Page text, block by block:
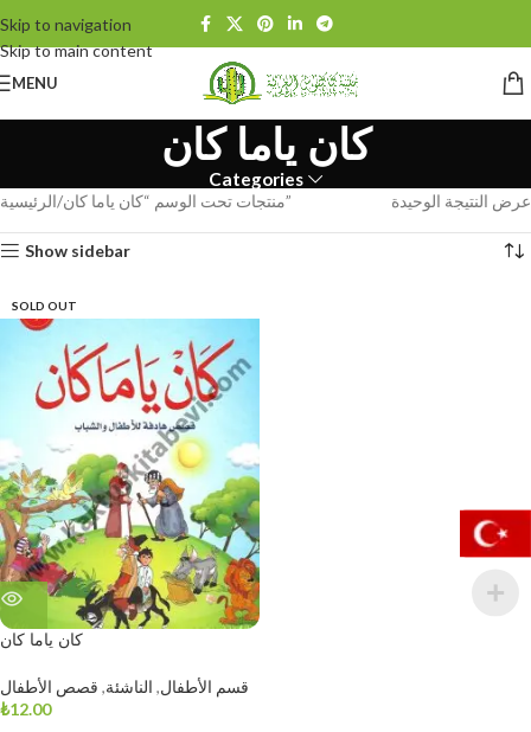
Skip to navigation
Skip to main content
MENU
كان ياما كان
Categories
الرئيسية منتجات تحت الوسم “كان ياما كان” عرض النتيجة الوحيدة
Show sidebar
SOLD OUT
كان ياما كان
قسم الأطفال, الناشئة, قصص الأطفال
₺12.00